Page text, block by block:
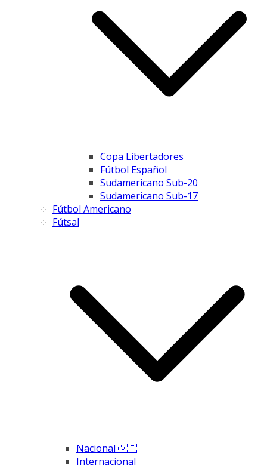
Copa Libertadores
Fútbol Español
Sudamericano Sub-20
Sudamericano Sub-17
Fútbol Americano
Fútsal
Nacional 🇻🇪
Internacional